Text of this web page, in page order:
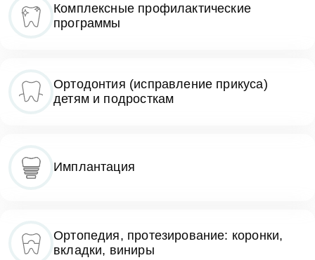
Комплексные профилактические
программы
Ортодонтия (исправление прикуса)
детям и подросткам
Имплантация
Ортопедия, протезирование: коронки,
вкладки, виниры